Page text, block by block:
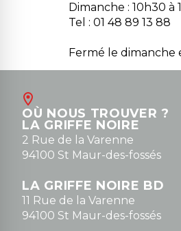
Dimanche : 10h30 à
Tel : 01 48 89 13 88
Fermé le dimanche
Août
contact@la-griffe-
0148836747
OÙ NOUS TROUVER ?
LA GRIFFE NOIRE
2 Rue de la Varenne
94100 St Maur-des-fossés
LA GRIFFE NOIRE BD
11 Rue de la Varenne
94100 St Maur-des-fossés